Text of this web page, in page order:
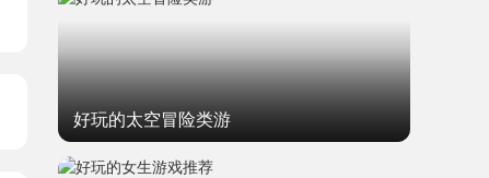
好玩的太空冒险类游